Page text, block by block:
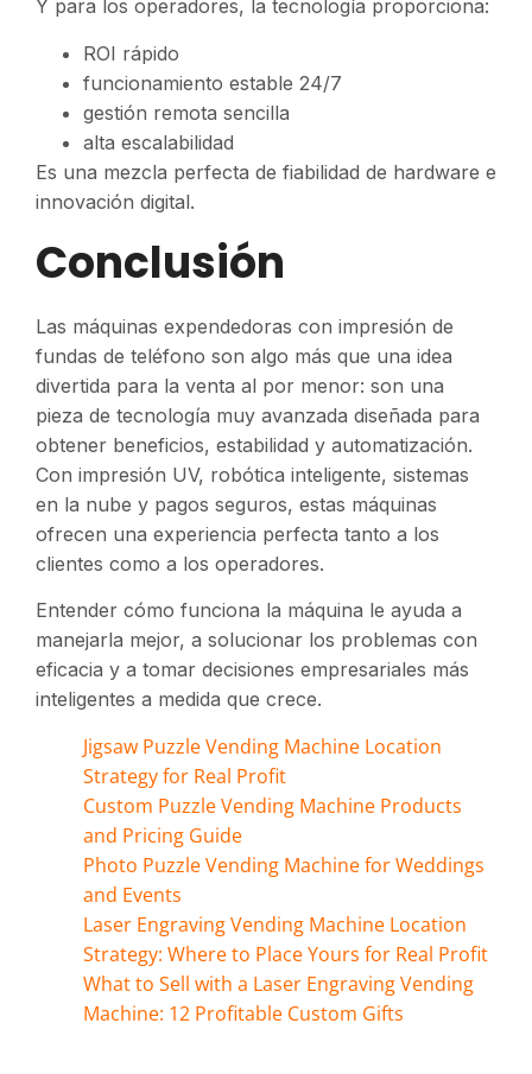
Y para los operadores, la tecnología proporciona:
ROI rápido
funcionamiento estable 24/7
gestión remota sencilla
alta escalabilidad
Es una mezcla perfecta de fiabilidad de hardware e
innovación digital.
Conclusión
Las máquinas expendedoras con impresión de
fundas de teléfono son algo más que una idea
divertida para la venta al por menor: son una
pieza de tecnología muy avanzada diseñada para
obtener beneficios, estabilidad y automatización.
Con impresión UV, robótica inteligente, sistemas
en la nube y pagos seguros, estas máquinas
ofrecen una experiencia perfecta tanto a los
clientes como a los operadores.
Entender cómo funciona la máquina le ayuda a
manejarla mejor, a solucionar los problemas con
eficacia y a tomar decisiones empresariales más
inteligentes a medida que crece.
Jigsaw Puzzle Vending Machine Location
Strategy for Real Profit
Custom Puzzle Vending Machine Products
and Pricing Guide
Photo Puzzle Vending Machine for Weddings
and Events
Laser Engraving Vending Machine Location
Strategy: Where to Place Yours for Real Profit
What to Sell with a Laser Engraving Vending
Machine: 12 Profitable Custom Gifts